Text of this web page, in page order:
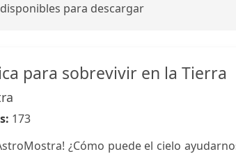
para descargar
para sobrevivir en la Tierra
173
¿Cómo puede el cielo